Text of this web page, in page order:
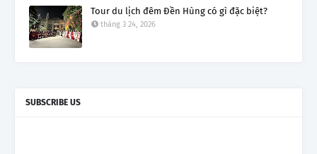
Tour du lịch đêm Đền Hùng có gì đặc biệt?
tháng 3 24, 2026
SUBSCRIBE US